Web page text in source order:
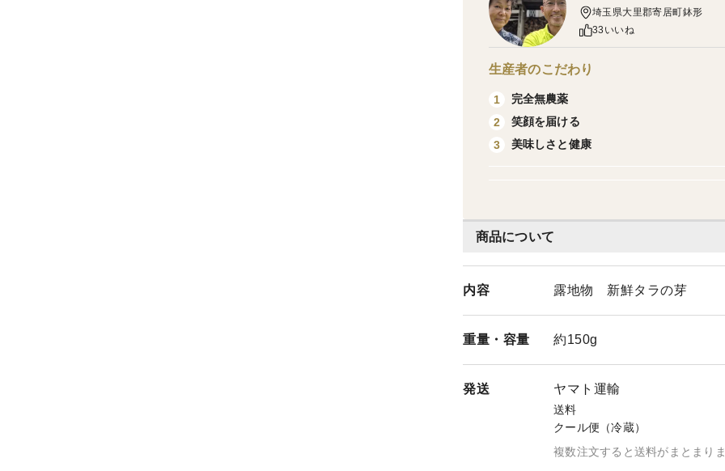
商品について
内容 露地物 新鮮タラの芽
重量・ 容量 約150g
発送 ヤマト運輸
送料
クール便（冷蔵）
複数注文すると送料がまとまりま
埼玉県大里郡寄居町鉢形
33いいね
生産者のこだわり
1
完全無農薬
2
笑顔を届ける
3
美味しさと健康